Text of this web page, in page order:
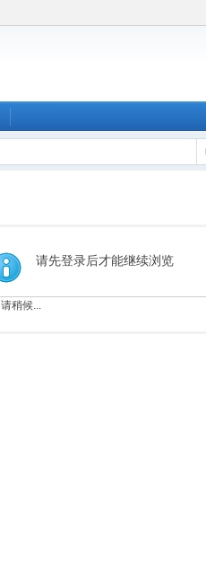
请先登录后才能继续浏览
请稍候...